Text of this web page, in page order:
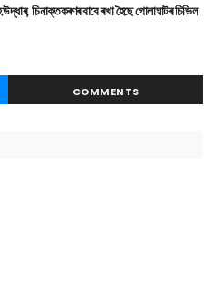
চিনাক্তকৰণৰ বাবে ৰখা হৈছে গোলাঘাটৰ চিভিল
COMMENTS